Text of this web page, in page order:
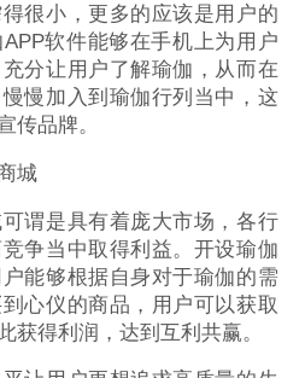
很小，更多的应该是用户的
软件能够在手机上为用户
分让用户了解瑜伽，从而在
慢加入到瑜伽行列当中，这
传品牌。
城
谓是具有着庞大市场，各行
争当中取得利益。开设瑜伽
能够根据自身对于瑜伽的需
心仪的商品，用户可以获取
获得利润，达到互利共赢。